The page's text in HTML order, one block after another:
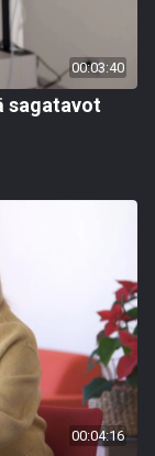
00:03:40
sagatavot
00:04:16